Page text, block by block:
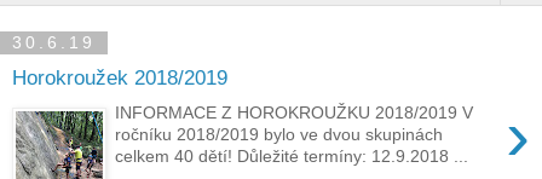
30.6.19
Horokroužek 2018/2019
›
INFORMACE Z HOROKROUŽKU 2018/2019 V
ročníku 2018/2019 bylo ve dvou skupinách
celkem 40 dětí! Důležité termíny: 12.9.2018 ...